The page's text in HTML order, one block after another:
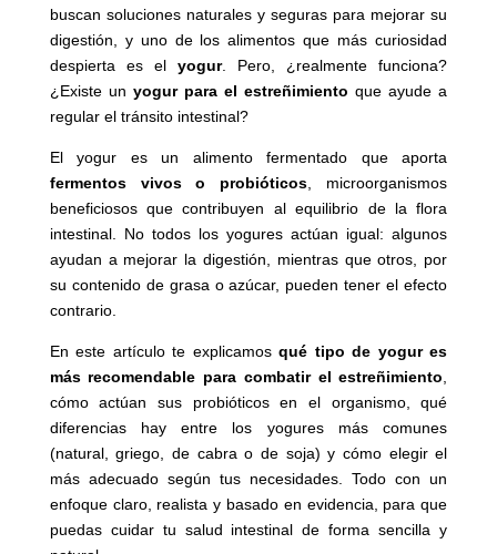
buscan soluciones naturales y seguras para mejorar su
digestión, y uno de los alimentos que más curiosidad
despierta es el yogur. Pero, ¿realmente funciona?
¿Existe un yogur para el estreñimiento que ayude a
regular el tránsito intestinal?
El yogur es un alimento fermentado que aporta
fermentos vivos o probióticos, microorganismos
beneficiosos que contribuyen al equilibrio de la flora
intestinal. No todos los yogures actúan igual: algunos
ayudan a mejorar la digestión, mientras que otros, por
su contenido de grasa o azúcar, pueden tener el efecto
contrario.
En este artículo te explicamosqué tipo de yogur es
más recomendable para combatir el estreñimiento,
cómo actúan sus probióticos en el organismo, qué
diferencias hay entre los yogures más comunes
(natural, griego, de cabra o de soja) y cómo elegir el
más adecuado según tus necesidades. Todo con un
enfoque claro, realista y basado en evidencia, para que
puedas cuidar tu salud intestinal de forma sencilla y